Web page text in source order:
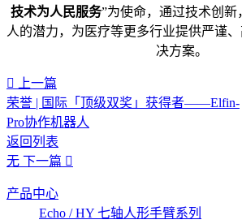
技术为人民服务”为使命，通过技术创
人的潜力，为医疗等更多行业提供严谨
决方案。
上一篇
荣誉 | 国际「顶级双奖」获得者——Elfin-
Pro协作机器人
返回列表
无 下一篇
产品中心
Echo / HY 七轴人形手臂系列